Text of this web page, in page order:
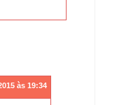
às 19:34